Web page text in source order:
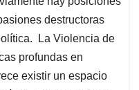
destructoras
La Violencia de
profundas en
existir un espacio